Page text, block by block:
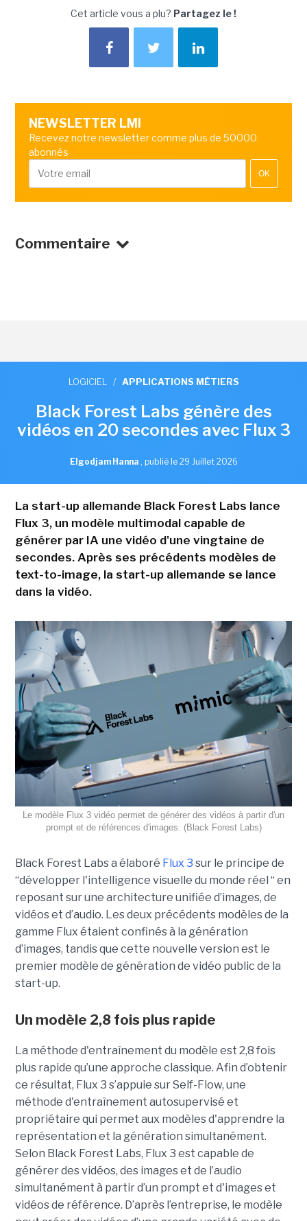
Cet article vous a plu? Partagez le !
NEWSLETTER LMI
Recevez notre newsletter comme plus de 50000
abonnés
OK
Commentaire
LOGICIEL / APPLICATIONS MÉTIERS
Black Forest Labs génère des
vidéos en 20 secondes avec Flux 3
Elgodjam Hanna , publié le 29 Juillet 2026
La start-up allemande Black Forest Labs lance
Flux 3, un modèle multimodal capable de
générer par IA une vidéo d'une vingtaine de
secondes. Après ses précédents modèles de
text-to-image, la start-up allemande se lance
dans la vidéo.
Le modèle Flux 3 vidéo permet de générer des vidéos à partir d'un
prompt et de références d'images. (Black Forest Labs)
Black Forest Labs a élaboré Flux 3 sur le principe de
“développer l'intelligence visuelle du monde réel “ en
reposant sur une architecture unifiée d’images, de
vidéos et d’audio. Les deux précédents modèles de la
gamme Flux étaient confinés à la génération
d’images, tandis que cette nouvelle version est le
premier modèle de génération de vidéo public de la
start-up.
Un modèle 2,8 fois plus rapide
La méthode d'entraînement du modèle est 2,8 fois
plus rapide qu’une approche classique. Afin d’obtenir
ce résultat, Flux 3 s’appuie sur Self-Flow, une
méthode d'entraînement autosupervisé et
propriétaire qui permet aux modèles d'apprendre la
représentation et la génération simultanément.
Selon Black Forest Labs, Flux 3 est capable de
générer des vidéos, des images et de l’audio
simultanément à partir d’un prompt et d'images et
vidéos de référence. D’après l’entreprise, le modèle